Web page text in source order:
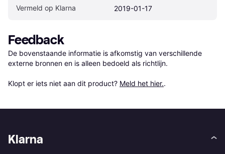
Vermeld op Klarna 2019-01-17
Feedback
De bovenstaande informatie is afkomstig van verschillende
externe bronnen en is alleen bedoeld als richtlijn.
Klopt er iets niet aan dit product? Meld het hier..
Klarna